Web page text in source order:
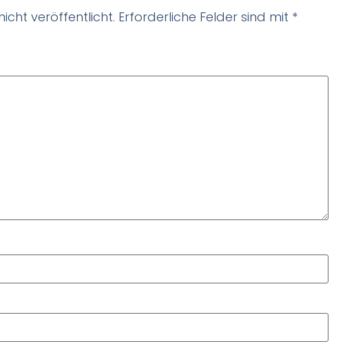
veröffentlicht. Erforderliche Felder sind mit *